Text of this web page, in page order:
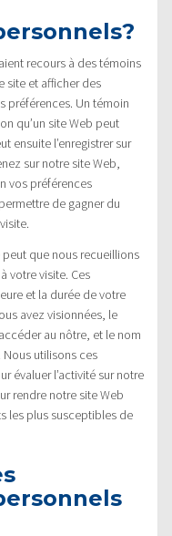
recours à des témoins
site et afficher des
préférences. Un témoin
qu’un site Web peut
ensuite l’enregistrer sur
sur notre site Web,
vos préférences
de gagner du
que nous recueillions
votre visite. Ces
et la durée de votre
avez visionnées, le
au nôtre, et le nom
utilisons ces
évaluer l’activité sur notre
rendre notre site Web
les plus susceptibles de